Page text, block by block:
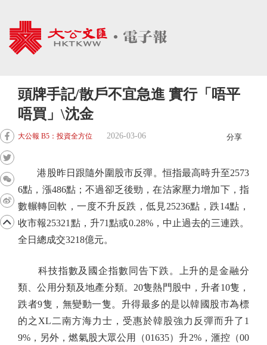
頭牌手記/散戶不宜急進 實行「唔平
唔買」\沈金
大公報 B5：投資全方位 2026-03-06 分享
港股昨日跟隨外圍股市反彈。恒指最高時升至2573
6點，漲486點；不過卻乏後勁，在沽家壓力增加下，指
數輾轉回軟，一度不升反跌，低見25236點，跌14點，
收市報25321點，升71點或0.28%，中止過去的三連跌。
全日總成交3218億元。
科技指數及國企指數同告下跌。上升的是金融分
類、公用分類及地產分類。20隻熱門股中，升者10隻，
跌者9隻，無變動一隻。升得最多的是以韓國股市為標
的之XL二南方海力士，受惠於韓股強力反彈而升了1
9%，另外，燃氣股大眾公用（01635）升2%，滙控（00